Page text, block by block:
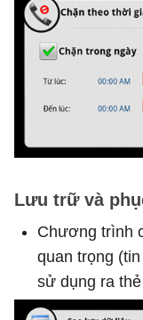
Lưu trữ và
Chương trình
quan trọng
sử dụng ra